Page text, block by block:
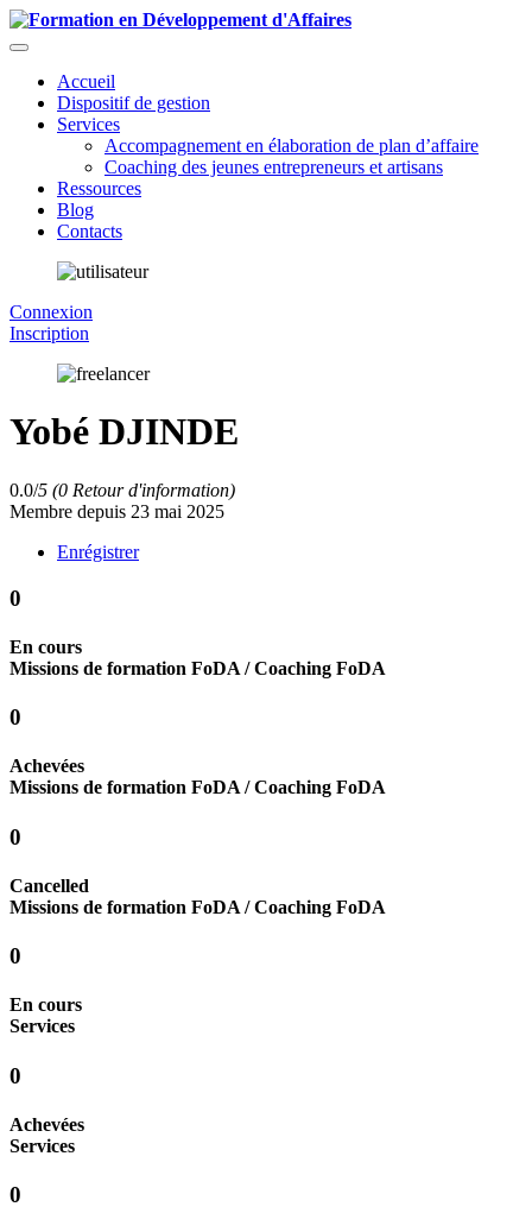
Accueil
Dispositif de gestion
Services
Accompagnement en élaboration de plan d’affaire
Coaching des jeunes entrepreneurs et artisans
Ressources
Blog
Contacts
Connexion
Inscription
Yobé DJINDE
0.0/5 (0 Retour d'information)
Membre depuis 23 mai 2025
Enrégistrer
0
En cours
Missions de formation FoDA / Coaching FoDA
0
Achevées
Missions de formation FoDA / Coaching FoDA
0
Cancelled
Missions de formation FoDA / Coaching FoDA
0
En cours
Services
0
Achevées
Services
0